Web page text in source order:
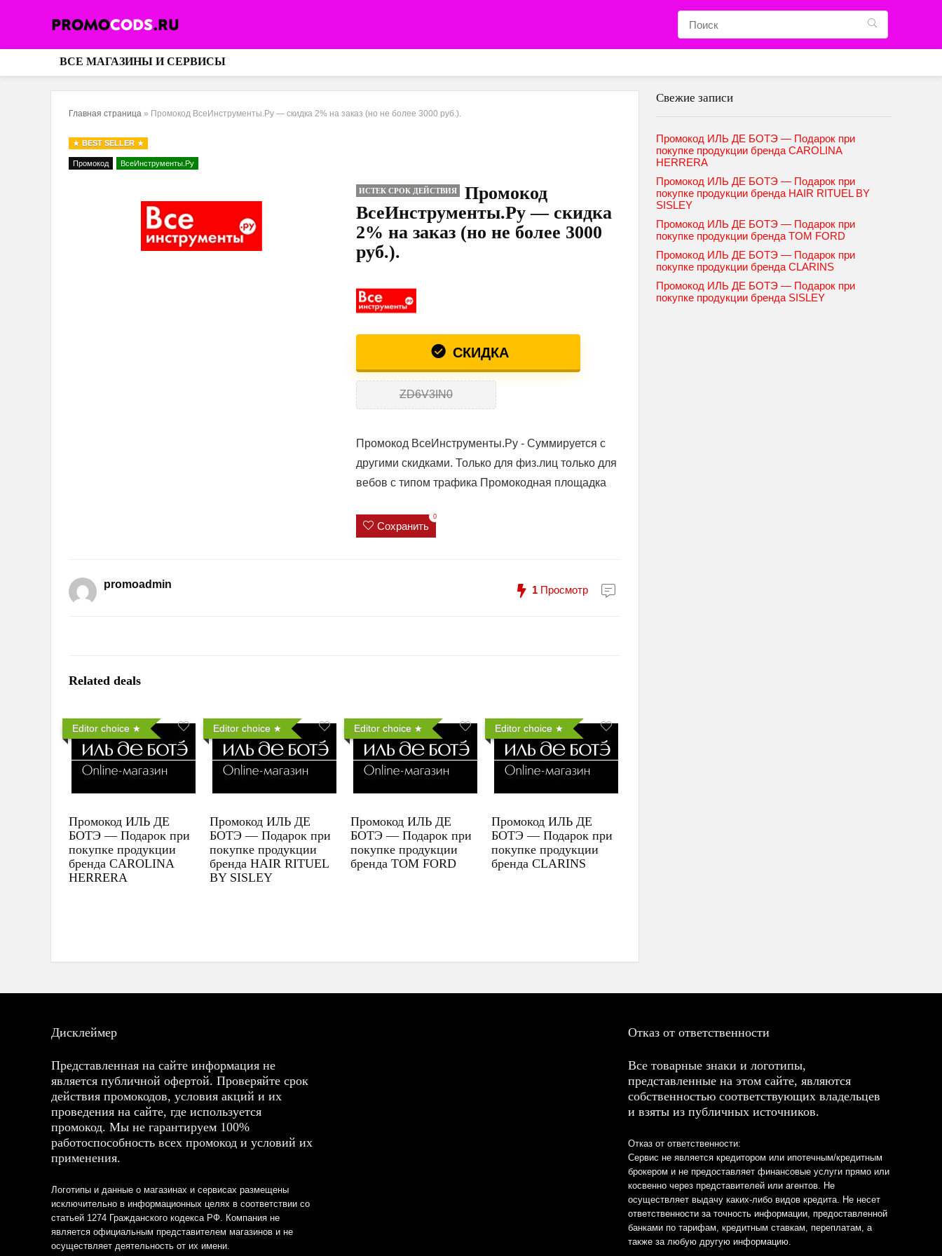
ВСЕ МАГАЗИНЫ И СЕРВИСЫ
Главная страница » Промокод ВсеИнструменты.Ру — скидка 2% на заказ (но не более 3000 руб.).
BEST SELLER
Промокод ВсеИнструменты.Ру
ИСТЕК СРОК ДЕЙСТВИЯ
Промокод
ВсеИнструменты.Ру — скидка
2% на заказ (но не более 3000
руб.).
СКИДКА
ZD6V3IN0
Промокод ВсеИнструменты.Ру - Суммируется с
другими скидками. Только для физ.лиц только для
вебов с типом трафика Промокодная площадка
Сохранить
0
promoadmin 1 Просмотр
Related deals
Editor choice
Промокод ИЛЬ ДЕ
БОТЭ — Подарок при
покупке продукции
бренда CAROLINA
HERRERA
Editor choice
Промокод ИЛЬ ДЕ
БОТЭ — Подарок при
покупке продукции
бренда HAIR RITUEL
BY SISLEY
Editor choice
Промокод ИЛЬ ДЕ
БОТЭ — Подарок при
покупке продукции
бренда TOM FORD
Editor choice
Промокод ИЛЬ ДЕ
БОТЭ — Подарок при
покупке продукции
бренда CLARINS
Свежие записи
Промокод ИЛЬ ДЕ БОТЭ — Подарок при
покупке продукции бренда CAROLINA
HERRERA
Промокод ИЛЬ ДЕ БОТЭ — Подарок при
покупке продукции бренда HAIR RITUEL BY
SISLEY
Промокод ИЛЬ ДЕ БОТЭ — Подарок при
покупке продукции бренда TOM FORD
Промокод ИЛЬ ДЕ БОТЭ — Подарок при
покупке продукции бренда CLARINS
Промокод ИЛЬ ДЕ БОТЭ — Подарок при
покупке продукции бренда SISLEY
Дисклеймер
Представленная на сайте информация не
является публичной офертой. Проверяйте срок
действия промокодов, условия акций и их
проведения на сайте, где используется
промокод. Мы не гарантируем 100%
работоспособность всех промокод и условий их
применения.
Логотипы и данные о магазинах и сервисах размещены
исключительно в информационных целях в соответствии со
статьей 1274 Гражданского кодекса РФ. Компания не
является официальным представителем магазинов и не
осуществляет деятельность от их имени.
Отказ от ответственности
Все товарные знаки и логотипы,
представленные на этом сайте, являются
собственностью соответствующих владельцев
и взяты из публичных источников.
Отказ от ответственности:
Сервис не является кредитором или ипотечным/кредитным
брокером и не предоставляет финансовые услуги прямо или
косвенно через представителей или агентов. Не
осуществляет выдачу каких-либо видов кредита. Не несет
ответственности за точность информации, предоставленной
банками по тарифам, кредитным ставкам, переплатам, а
также за любую другую информацию.